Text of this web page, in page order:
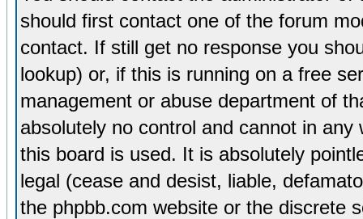
should first contact one of the forum
contact. If still get no response you
lookup) or, if this is running on a free
management or abuse department of
absolutely no control and cannot in
this board is used. It is absolutely
legal (cease and desist, liable,
the phpbb.com website or the discrete